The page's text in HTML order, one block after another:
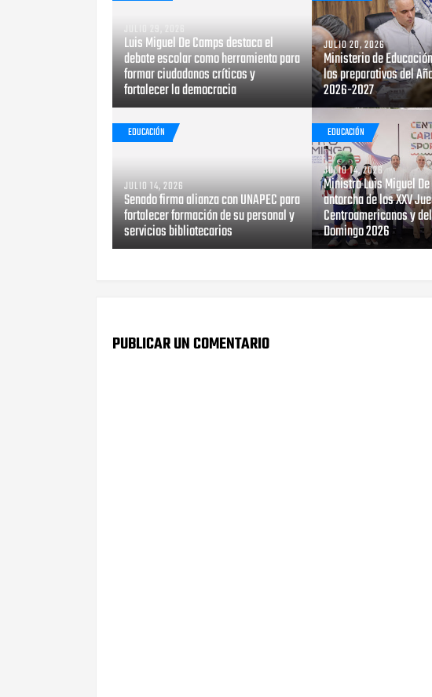
JULIO 29, 2026
Luis Miguel De Camps destaca el
debate escolar como herramienta para
formar ciudadanos críticos y
fortalecer la democracia
JULIO 20, 2026
Ministerio de
los preparativos del
2026-2027
EDUCACIÓN
JULIO 14, 2026
Senado firma alianza con UNAPEC para
fortalecer formación de su personal y
servicios bibliotecarios
EDUCACIÓN
JULIO 14, 2026
Ministro Luis Miguel
antorcha de los XXV
Centroamericanos y
Domingo 2026
PUBLICAR UN COMENTARIO